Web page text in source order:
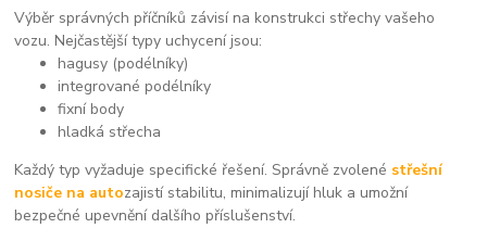
Výběr správných příčníků závisí na konstrukci střechy vašeho
vozu. Nejčastější typy uchycení jsou:
hagusy (podélníky)
integrované podélníky
fixní body
hladká střecha
Každý typ vyžaduje specifické řešení. Správně zvolené střešní
nosiče na autozajistí stabilitu, minimalizují hluk a umožní
bezpečné upevnění dalšího příslušenství.